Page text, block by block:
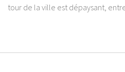
tour de la ville est dépaysant, entre